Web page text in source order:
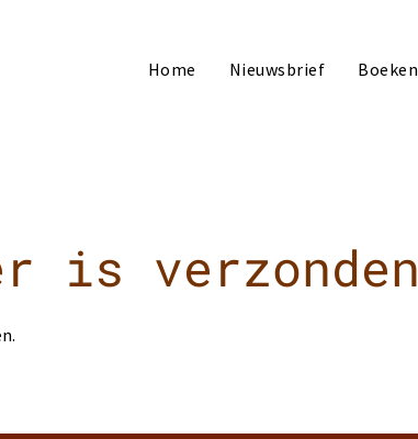
Home Nieuwsbrief Boeken
is verzonden